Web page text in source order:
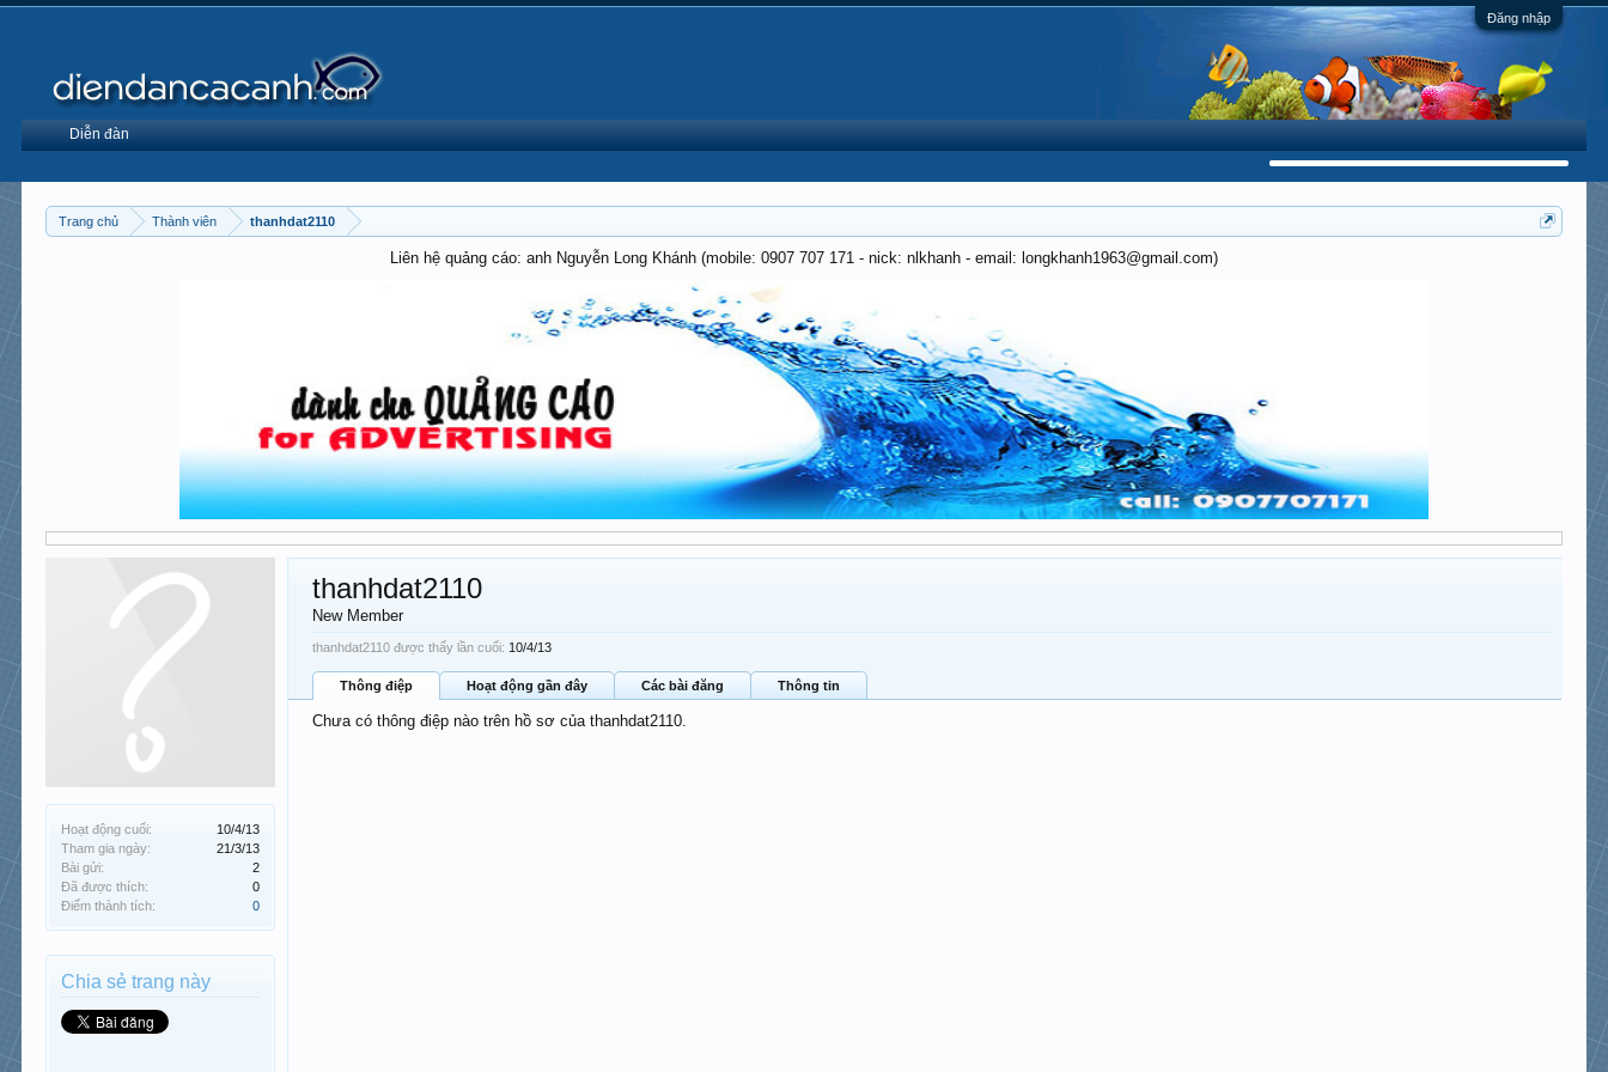
Đăng nhập
Trang chủ Thành viên thanhdat2110
Liên hệ quảng cáo: anh Nguyễn Long Khánh (mobile: 0907 707 171 - nick: nlkhanh - email: longkhanh1963@gmail.com)
Hoạt động cuối:
10/4/13
Tham gia ngày:
21/3/13
Bài gửi:
2
Đã được thích:
0
Điểm thành tích:
0
Chia sẻ trang này
thanhdat2110
New Member
thanhdat2110 được thấy lần cuối: 10/4/13
Thông điệp Hoạt động gần đây Các bài đăng Thông tin
Chưa có thông điệp nào trên hồ sơ của thanhdat2110.
Diễn đàn